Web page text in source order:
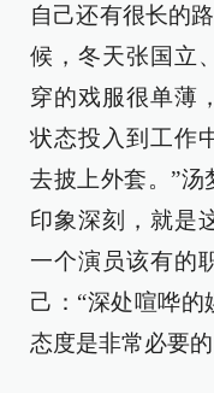
自己还有很长的
候，冬天张国立
穿的戏服很单薄
状态投入到工作
去披上外套。”
印象深刻，就是
一个演员该有的
己：“深处喧哗
态度是非常必要